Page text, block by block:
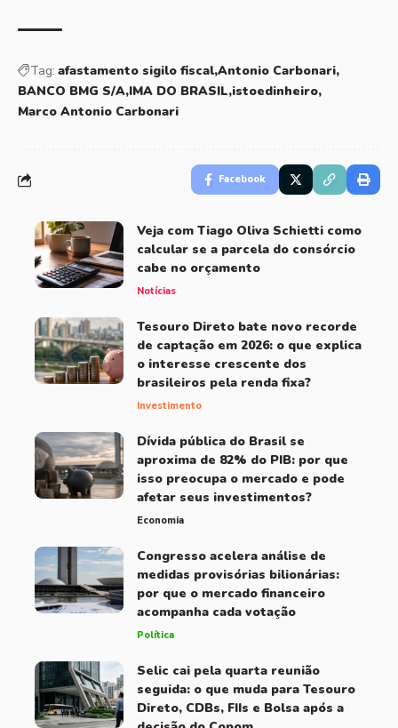
Tag: afastamento sigilo fiscal Antonio Carbonari
BANCO BMG S/A IMA DO BRASIL istoedinheiro
Marco Antonio Carbonari
Facebook
Veja com Tiago Oliva Schietti como
calcular se a parcela do consórcio
cabe no orçamento
Notícias
Tesouro Direto bate novo recorde
de captação em 2026: o que explica
o interesse crescente dos
brasileiros pela renda fixa?
Investimento
Dívida pública do Brasil se
aproxima de 82% do PIB: por que
isso preocupa o mercado e pode
afetar seus investimentos?
Economia
Congresso acelera análise de
medidas provisórias bilionárias:
por que o mercado financeiro
acompanha cada votação
Política
Selic cai pela quarta reunião
seguida: o que muda para Tesouro
Direto, CDBs, FIIs e Bolsa após a